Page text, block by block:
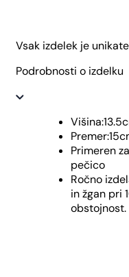
Vsak izdelek je
Podrobnosti o izdelku
Primeren
pečico
Ročno
in žgan pri
obstojnost.